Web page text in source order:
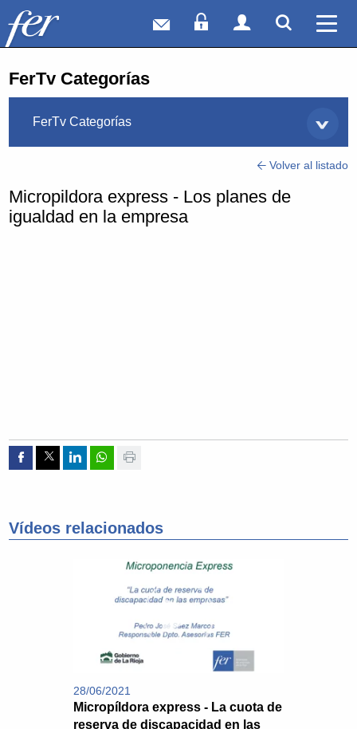
Correo webAcceso Socios
Acceso
FerTv Categorías
FerTv Categorías
Volver al listado
Micropildora express - Los planes de
igualdad en la empresa
Compartir por Facebook
Compartir por Twitter
Compartir por Linkedin
Compartir por whatsapp
Imprimir
Vídeos relacionados
28/06/2021
Micropíldora express - La cuota de
reserva de discapacidad en las